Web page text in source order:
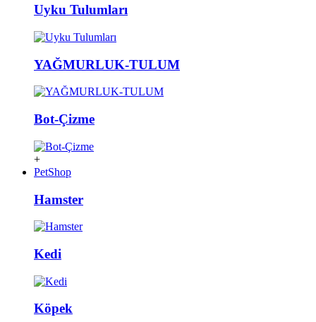
Uyku Tulumları
YAĞMURLUK-TULUM
Bot-Çizme
+
PetShop
Hamster
Kedi
Köpek